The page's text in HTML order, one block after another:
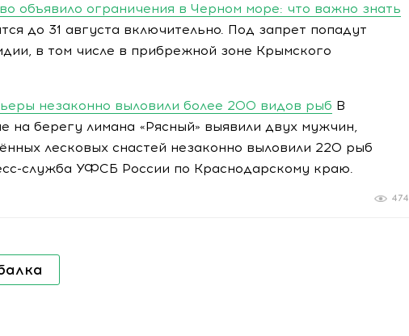
объявило ограничения в Черном море: что важно знать
до 31 августа включительно. Под запрет попадут
в том числе в прибрежной зоне Крымского
незаконно выловили более 200 видов рыб В
на берегу лимана «Рясный» выявили двух мужчин,
лесковых снастей незаконно выловили 220 рыб
служба УФСБ России по Краснодарскому краю.
474